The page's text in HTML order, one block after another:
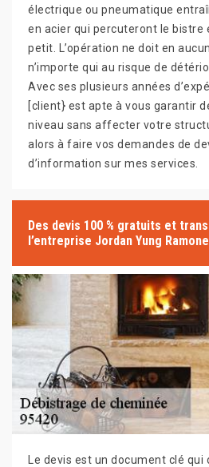
électrique ou pneumatique
en acier qui percuteront le bistre
petit. L’opération ne doit en
n’importe qui au risque de
Avec ses plusieurs années
[client} est apte à vous garantir
niveau sans affecter votre
alors à faire vos demandes de
d’information sur mes services.
Des devis 100 % gratuits et
l’entreprise Jordan Yung
Le devis est un document clé